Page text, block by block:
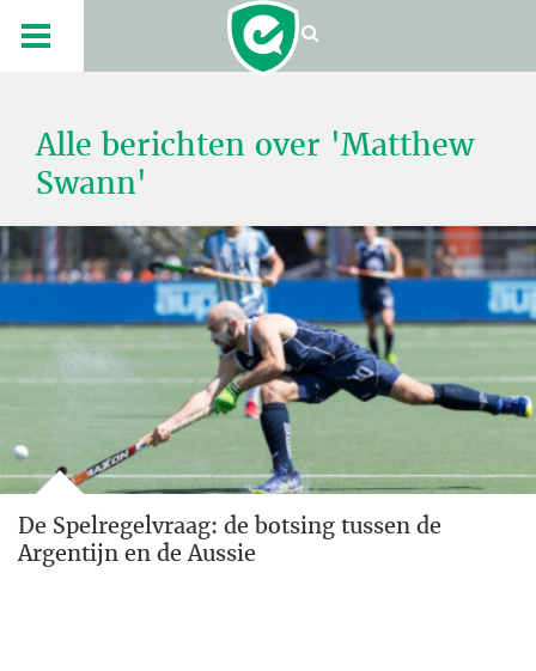
Alle berichten over 'Matthew
Swann'
De Spelregelvraag: de botsing tussen de
Argentijn en de Aussie